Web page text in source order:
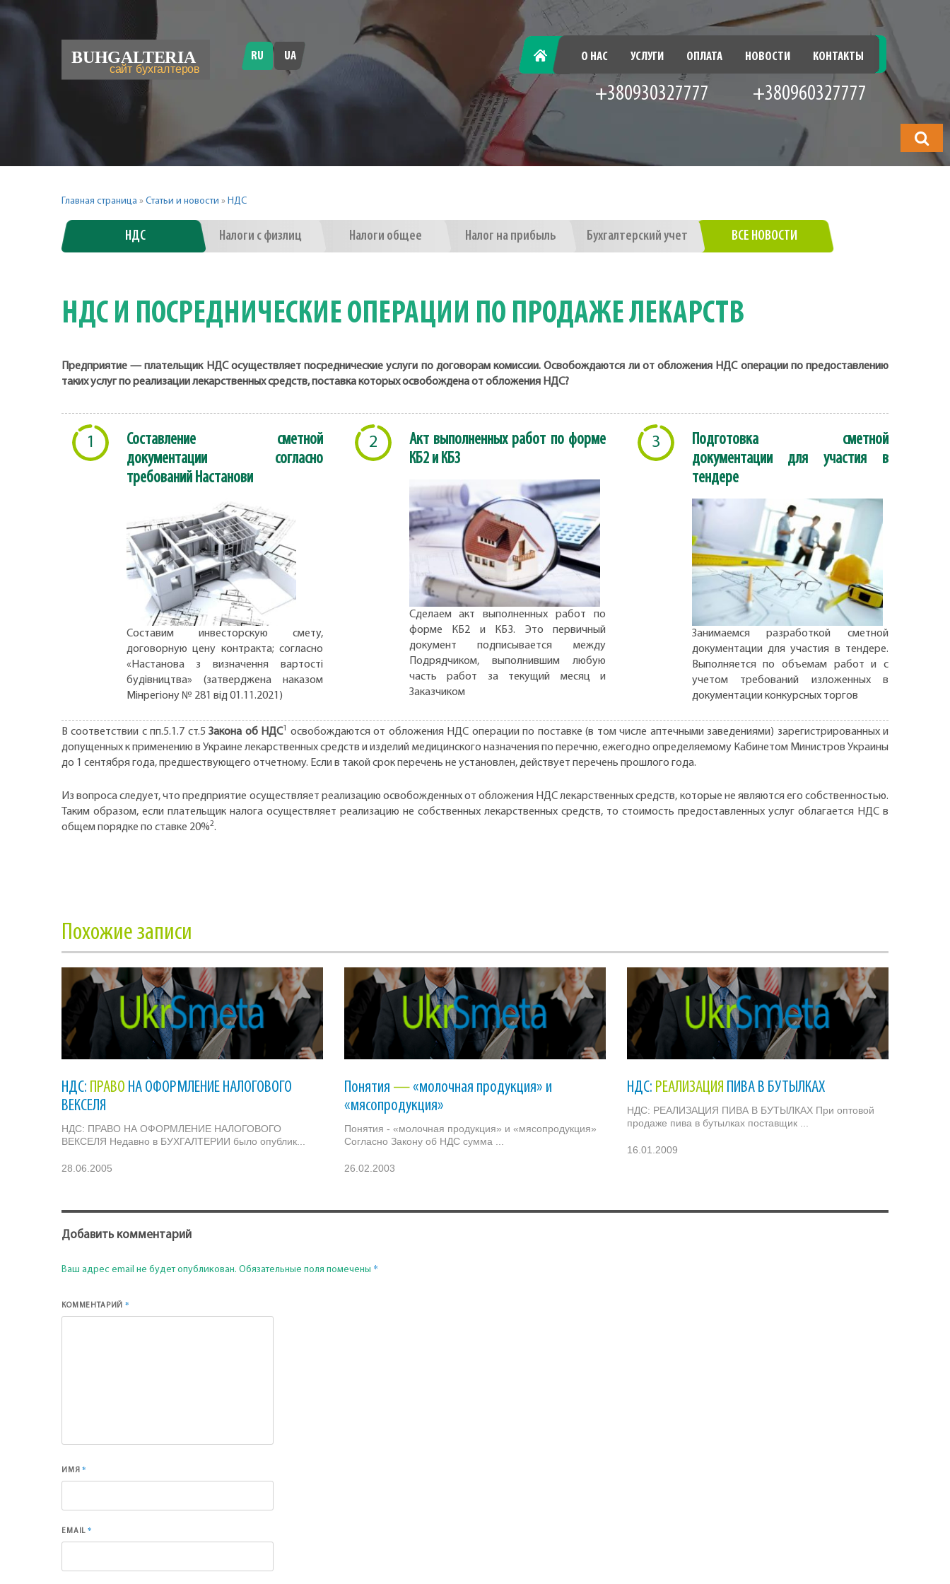
будете
RU UA ГЛАВНАЯ О НАС УСЛУГИ ОПЛАТА НОВОСТИ КОНТАКТЫ
+380930327777 +380960327777
Главная страница » Статьи и новости » НДС
НДС Налоги с физлиц Налоги общее Налог на прибыль Бухгалтерский учет ВСЕ НОВОСТИ
НДС И ПОСРЕДНИЧЕСКИЕ ОПЕРАЦИИ ПО ПРОДАЖЕ ЛЕКАРСТВ
Предприятие — плательщик НДС осуществляет посреднические услуги по договорам комиссии. Освобождаются ли от обложения НДС операции по предоставлению
таких услуг по реализации лекарственных средств, поставка которых освобождена от обложения НДС?
1
Составление сметной
документации согласно
требований Настанови
Составим инвесторскую смету,
договорную цену контракта; согласно
«Настанова з визначення вартості
будівництва» (затверджена наказом
Мінрегіону № 281 від 01.11.2021)
2
Акт выполненных работ по форме
КБ2 и КБ3
Сделаем акт выполненных работ по
форме КБ2 и КБ3. Это первичный
документ подписывается между
Подрядчиком, выполнившим любую
часть работ за текущий месяц и
Заказчиком
3
Подготовка сметной
документации для участия в
тендере
Занимаемся разработкой сметной
документации для участия в тендере.
Выполняется по объемам работ и с
учетом требований изложенных в
документации конкурсных торгов
В соответствии с пп.5.1.7 ст.5Закона об НДС1
освобождаются от обложения НДС операции по поставке (в том числе аптечными заведениями) зарегистрированных и
допущенных к применению в Украине лекарственных средств и изделий медицинского назначения по перечню, ежегодно определяемому Кабинетом Министров Украины
до 1 сентября года, предшествующего отчетному. Если в такой срок перечень не установлен, действует перечень прошлого года.
Из вопроса следует, что предприятие осуществляет реализацию освобожденных от обложения НДС лекарственных средств, которые не являются его собственностью.
Таким образом, если плательщик налога осуществляет реализацию не собственных лекарственных средств, то стоимость предоставленных услуг облагается НДС в
общем порядке по ставке 20%2.
Похожие записи
НДС: ПРАВО НА ОФОРМЛЕНИЕ НАЛОГОВОГО
ВЕКСЕЛЯ
НДС: ПРАВО НА ОФОРМЛЕНИЕ НАЛОГОВОГО
ВЕКСЕЛЯ Недавно в БУХГАЛТЕРИИ было опублик...
28.06.2005
Понятия —«молочная продукция» и
«мясопродукция»
Понятия - «молочная продукция» и «мясопродукция»
Согласно Закону об НДС сумма ...
26.02.2003
НДС: РЕАЛИЗАЦИЯ ПИВА В БУТЫЛКАХ
НДС: РЕАЛИЗАЦИЯ ПИВА В БУТЫЛКАХ При оптовой
продаже пива в бутылках поставщик ...
16.01.2009
Добавить комментарий
Ваш адрес email не будет опубликован. Обязательные поля помечены *
КОММЕНТАРИЙ*
ИМЯ*
EMAIL*